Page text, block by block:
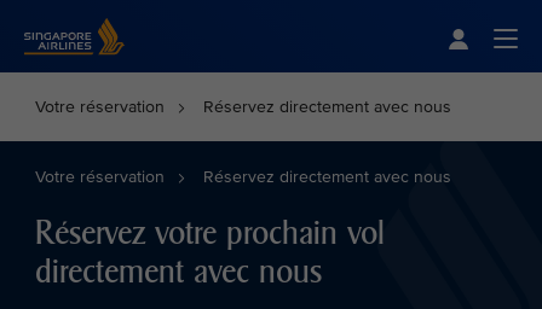
Votre réservation Réservez directement avec nous
Votre réservation Réservez directement avec nous
Réservez votre prochain vol
directement avec nous